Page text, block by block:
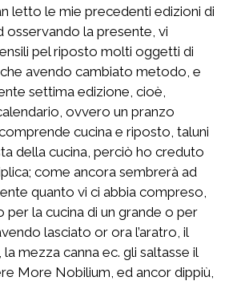
letto le mie precedenti edizioni di
osservando la presente, vi
pel riposto molti oggetti di
avendo cambiato metodo, e
settima edizione, cioè,
ovvero un pranzo
cucina e riposto, taluni
della cucina, perciò ho creduto
come ancora sembrerà ad
quanto vi ci abbia compreso,
la cucina di un grande o per
lasciato or ora l’aratro, il
mezza canna ec. gli saltasse il
More Nobilium, ed ancor dippiù,